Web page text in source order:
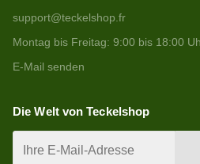
support@teckelshop.fr
Montag bis Freitag: 9:00 bis 18:00
E-Mail senden
Die Welt von Teckelshop